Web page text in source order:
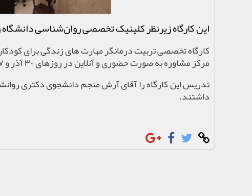
این کارگاه زیرنظر کلینیک تخصصی روان‌شناسی
کارگاه تخصصی تربیت درمانگر مهارت های زندگی برای
مرکز مشاوره به صورت حضوری و آنلاین در روزهای ۳۰ آذر و ۷ دی ماه در دانشگاه علم و فرهنگ برگزار شد.
تدریس این کارگاه را آقای آرش منجم دانشجوی دکتری
داشتند.